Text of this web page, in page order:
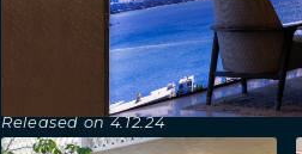
Released on4.12.24